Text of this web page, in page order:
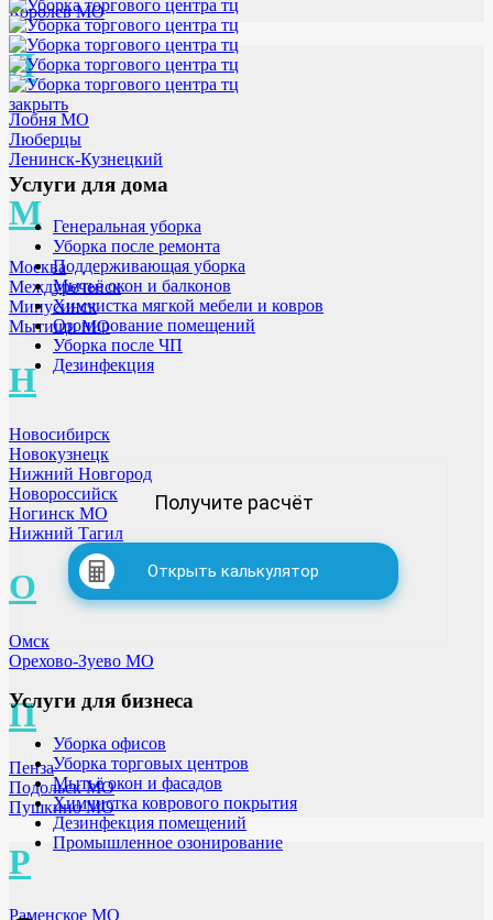
Королев МО
Л
Лобня МО
Люберцы
Ленинск-Кузнецкий
М
Москва
Междуреченск
Минусинск
Мытищи МО
Н
Новосибирск
Новокузнецк
Нижний Новгород
Новороссийск
Ногинск МО
Нижний Тагил
О
Омск
Орехово-Зуево МО
П
Пенза
Подольск МО
Пушкино МО
Р
Раменское МО
закрыть
Услуги для дома
Генеральная уборка
Уборка после ремонта
Поддерживающая уборка
Мытьё окон и балконов
Химчистка мягкой мебели и ковров
Озонирование помещений
Уборка после ЧП
Дезинфекция
Получите расчёт
Открыть калькулятор
Услуги для бизнеса
Уборка офисов
Уборка торговых центров
Мытьё окон и фасадов
Химчистка коврового покрытия
Дезинфекция помещений
Промышленное озонирование